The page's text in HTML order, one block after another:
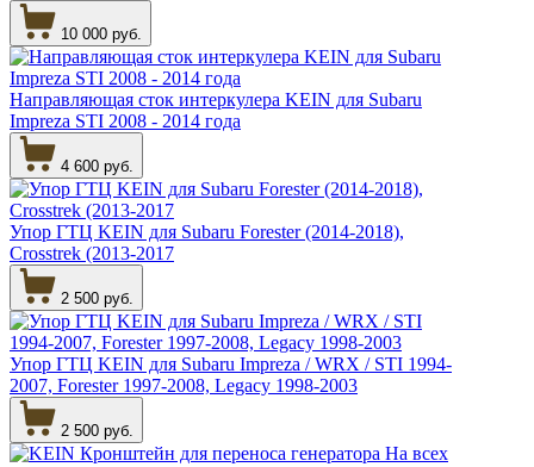
10 000 руб.
Направляющая сток интеркулера KEIN для Subaru
Impreza STI 2008 - 2014 года
4 600 руб.
Упор ГТЦ KEIN для Subaru Forester (2014-2018),
Crosstrek (2013-2017
2 500 руб.
Упор ГТЦ KEIN для Subaru Impreza / WRX / STI 1994-
2007, Forester 1997-2008, Legacy 1998-2003
2 500 руб.